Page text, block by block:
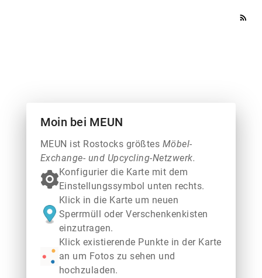
rss_feed
Moin bei MEUN
MEUN ist Rostocks größtes Möbel-
Exchange- und Upcycling-Netzwerk.
Konfigurier die Karte mit dem
Einstellungssymbol unten rechts.
Klick in die Karte um neuen
Sperrmüll oder Verschenkenkisten
einzutragen.
Klick existierende Punkte in der Karte
an um Fotos zu sehen und
hochzuladen.